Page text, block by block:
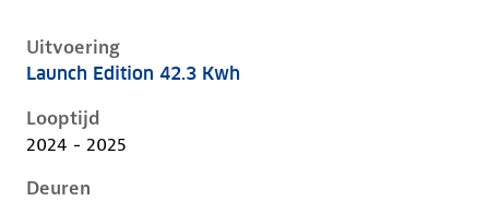
Uitvoering
Dongfeng Box i, 42.3 kwh, 70 kW, Elektrisch, 5
Launch Edition 42.3 Kwh
Looptijd
2024 - 2025
Deuren